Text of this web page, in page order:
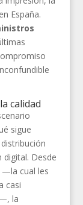
España.
calidad
sigue
Desde
—la cual les
casi
la